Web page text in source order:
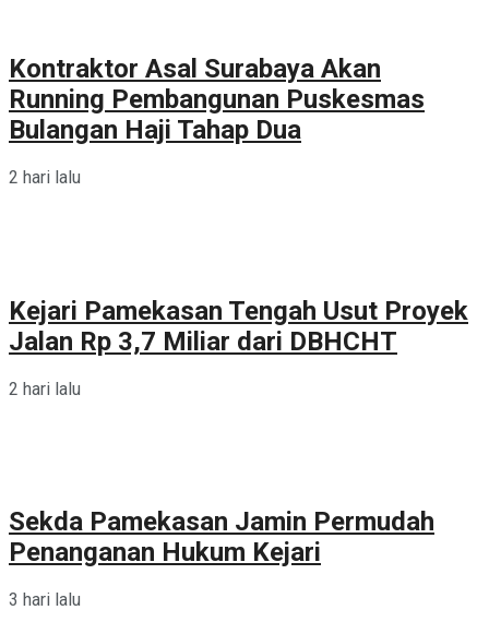
Kontraktor Asal Surabaya Akan
Running Pembangunan Puskesmas
Bulangan Haji Tahap Dua
2 hari lalu
Kejari Pamekasan Tengah Usut Proyek
Jalan Rp 3,7 Miliar dari DBHCHT
2 hari lalu
Sekda Pamekasan Jamin Permudah
Penanganan Hukum Kejari
3 hari lalu